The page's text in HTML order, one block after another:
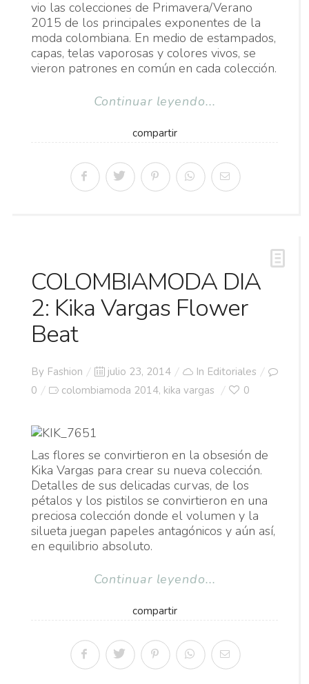
vio las colecciones de Primavera/Verano
2015 de los principales exponentes de la
moda colombiana. En medio de estampados,
capas, telas vaporosas y colores vivos, se
vieron patrones en común en cada colección.
Continuar leyendo...
compartir
COLOMBIAMODA DIA
2: Kika Vargas Flower
Beat
By Fashion
Posted
on
julio 23, 2014 In Editoriales
0
colombiamoda 2014, kika vargas 0
Las flores se convirtieron en la obsesión de
Kika Vargas para crear su nueva colección.
Detalles de sus delicadas curvas, de los
pétalos y los pistilos se convirtieron en una
preciosa colección donde el volumen y la
silueta juegan papeles antagónicos y aún así,
en equilibrio absoluto.
Continuar leyendo...
compartir